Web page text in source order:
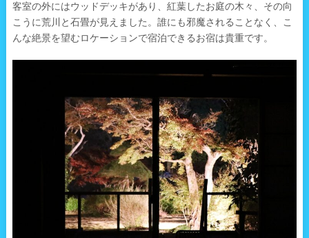
客室の外にはウッドデッキがあり、紅葉したお庭の木々、その向
こうに荒川と石畳が見えました。誰にも邪魔されることなく、こ
んな絶景を望むロケーションで宿泊できるお宿は貴重です。